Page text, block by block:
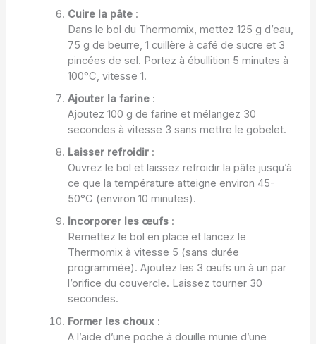
Cuire la pâte:
Dans le bol du Thermomix, mettez 125 g d’eau,
75 g de beurre, 1 cuillère à café de sucre et 3
pincées de sel. Portez à ébullition 5 minutes à
100°C, vitesse 1.
Ajouter la farine:
Ajoutez 100 g de farine et mélangez 30
secondes à vitesse 3 sans mettre le gobelet.
Laisser refroidir:
Ouvrez le bol et laissez refroidir la pâte jusqu’à
ce que la température atteigne environ 45-
50°C (environ 10 minutes).
Incorporer les œufs:
Remettez le bol en place et lancez le
Thermomix à vitesse 5 (sans durée
programmée). Ajoutez les 3 œufs un à un par
l’orifice du couvercle. Laissez tourner 30
secondes.
Former les choux:
A l’aide d’une poche à douille munie d’une